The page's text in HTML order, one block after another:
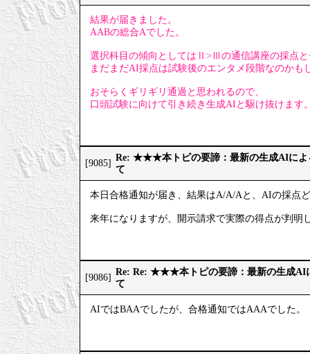
結果が届きました。
AABの総合Aでした。
選択科目の傾向としてはⅡ>Ⅲの通信講座の採点
まだまだAI採点は試験後のエンタメ段階なのかも
おそらくギリギリ通過と思われるので、
口頭試験に向けて引き続き生成AIと駆け抜けます
[9085]
Re: ★★★本トピの要諦：最新の生成AIによ
て
本日合格通知が届き、結果はA/A/Aと、AIの採点
来年になりますが、開示請求で実際の得点が判明
[9086]
Re: Re: ★★★本トピの要諦：最新の生成AI
て
AIではBAAでしたが、合格通知ではAAAでした。